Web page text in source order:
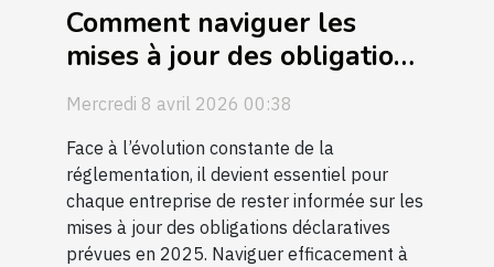
Comment naviguer les
mises à jour des obligations
déclaratives en 2025 ?
Mercredi 8 avril 2026 00:38
Face à l’évolution constante de la
réglementation, il devient essentiel pour
chaque entreprise de rester informée sur les
mises à jour des obligations déclaratives
prévues en 2025. Naviguer efficacement à